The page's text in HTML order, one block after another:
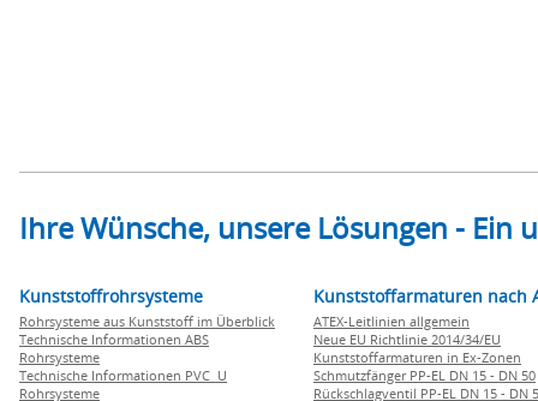
Ihre Wünsche, unsere Lösungen -
Kunststoffrohrsysteme
Rohrsysteme aus Kunststoff im Überblick
Technische Informationen ABS
Rohrsysteme
Technische Informationen PVC U
Rohrsysteme
Kunststoffarmaturen nach
ATEX-Leitlinien allgemein
Neue EU Richtlinie 2014/34/EU
Kunststoffarmaturen in Ex-Zonen
Schmutzfänger PP-EL DN 15 - DN 50
Rückschlagventil PP-EL DN 15 - DN